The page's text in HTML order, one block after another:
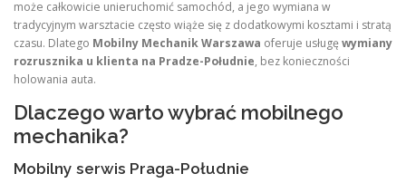
może całkowicie unieruchomić samochód, a jego wymiana w
tradycyjnym warsztacie często wiąże się z dodatkowymi kosztami i stratą
czasu. Dlatego Mobilny Mechanik Warszawa oferuje usługęwymiany
rozrusznika u klienta na Pradze-Południe, bez konieczności
holowania auta.
Dlaczego warto wybrać mobilnego
mechanika?
Mobilny serwis Praga-Południe